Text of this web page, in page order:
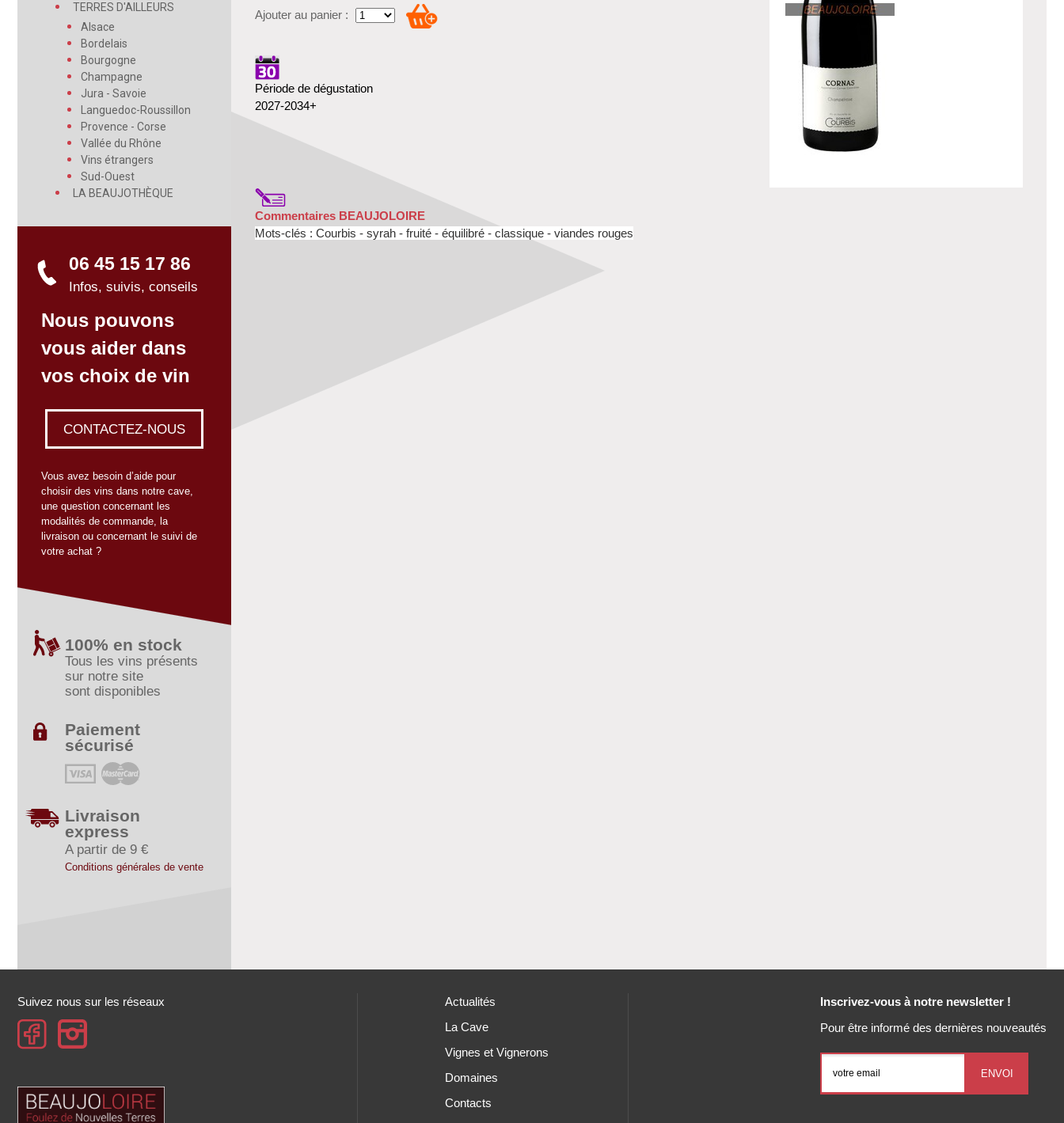
TERRES D'AILLEURS
Alsace
Bordelais
Bourgogne
Champagne
Jura - Savoie
Languedoc-Roussillon
Provence - Corse
Vallée du Rhône
Vins étrangers
Sud-Ouest
LA BEAUJOTHÈQUE
06 45 15 17 86
Infos, suivis, conseils
Nous pouvons
vous aider dans
vos choix de vin
CONTACTEZ-NOUS
Vous avez besoin d’aide pour
choisir des vins dans notre cave,
une question concernant les
modalités de commande, la
livraison ou concernant le suivi de
votre achat ?
100% en stock
Tous les vins présents
sur notre site
sont disponibles
Paiement
sécurisé
Livraison
express
A partir de 9 €
Conditions générales de vente
Ajouter au panier :
Période de dégustation
2027-2034+
Commentaires BEAUJOLOIRE
Mots-clés : Courbis - syrah - fruité - équilibré - classique - viandes rouges
Actualités
La Cave
Vignes et Vignerons
Domaines
Contacts
Suivez nous sur les réseaux
Inscrivez-vous à notre newsletter !
Pour être informé des dernières nouveautés